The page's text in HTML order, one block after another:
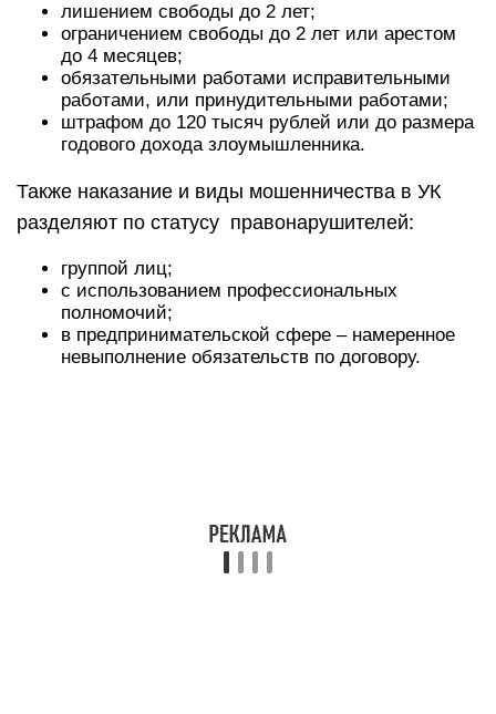
лишением свободы до 2 лет;
ограничением свободы до 2 лет или арестом
до 4 месяцев;
обязательными работами исправительными
работами, или принудительными работами;
штрафом до 120 тысяч рублей или до размера
годового дохода злоумышленника.
Также наказание и виды мошенничества в УК
разделяют по статусу правонарушителей:
группой лиц;
с использованием профессиональных
полномочий;
в предпринимательской сфере – намеренное
невыполнение обязательств по договору.